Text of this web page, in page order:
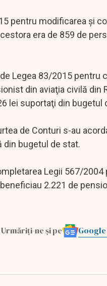
pentru modificarea şi
era de 859 de
Legea 83/2015 pentru
din aviaţia civilă din
lei suportaţi din bugetul
de Conturi s-au
din bugetul de stat.
Legii 567/
2.221 de
Urmăriți-ne și pe